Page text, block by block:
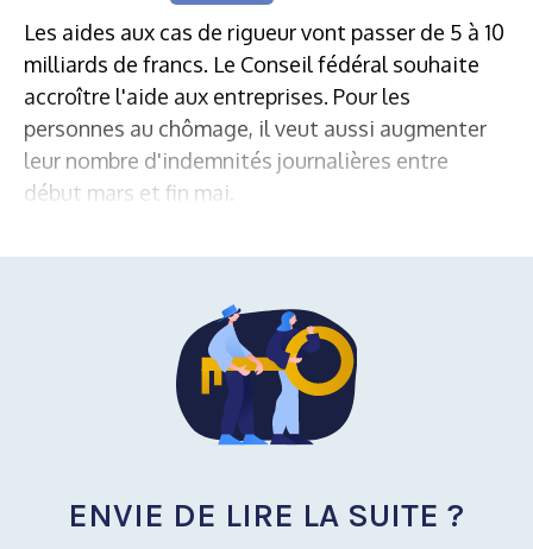
Les aides aux cas de rigueur vont passer de 5 à 10
milliards de francs. Le Conseil fédéral souhaite
accroître l'aide aux entreprises. Pour les
personnes au chômage, il veut aussi augmenter
leur nombre d'indemnités journalières entre
début mars et fin mai.
ENVIE DE LIRE LA SUITE ?